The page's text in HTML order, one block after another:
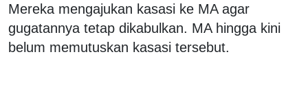
Mereka mengajukan kasasi ke MA agar
gugatannya tetap dikabulkan. MA hingga kini
belum memutuskan kasasi tersebut.